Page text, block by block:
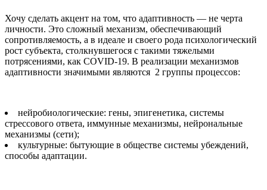
Хочу сделать акцент на том, что адаптивность — не черта
личности. Это сложный механизм, обеспечивающий
сопротивляемость, а в идеале и своего рода психологический
рост субъекта, столкнувшегося с такими тяжелыми
потрясениями, как COVID-19. В реализации механизмов
адаптивности значимыми являются 2 группы процессов:
нейробиологические: гены, эпигенетика, системы
стрессового ответа, иммунные механизмы, нейрональные
механизмы (сети);
культурные: бытующие в обществе системы убеждений,
способы адаптации.